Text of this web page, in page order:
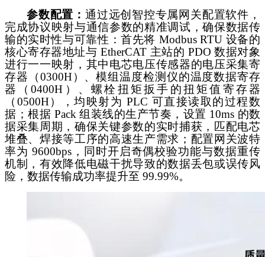
参数配置 ： 通过远创智控专属网关配置软件，
完成协议映射与通信参数的精准调试，确保数据传
输的实时性与可靠性：首先将 Modbus RTU 设备的
核心寄存器地址与 EtherCAT 主站的 PDO 数据对象
进行一一映射，其中电芯电压传感器的电压采集寄
存器（0300H）、模组温度检测仪的温度数据寄存
器（0400H）、螺栓扭矩扳手的扭矩值寄存器
（0500H），均映射为 PLC 可直接读取的过程数
据；根据 Pack 组装线的生产节奏，设置 10ms 的数
据采集周期，确保关键参数的实时捕获，匹配电芯
堆叠、焊接等工序的高速生产需求；配置网关波特
率为 9600bps，同时开启奇偶校验功能与数据重传
机制，有效降低电磁干扰导致的数据丢包或误传风
险，数据传输成功率提升至 99.99%。